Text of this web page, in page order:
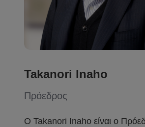
Takanori Inaho
Πρόεδρος
Ο Takanori Inaho είναι ο